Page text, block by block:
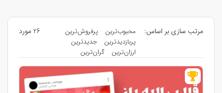
مرتب سازی بر اساس: محبوب‌ترین
پرفروش‌ترین
پربازدیدترین
جدیدترین
ارزان‌ترین
گران‌ترین
26 مورد